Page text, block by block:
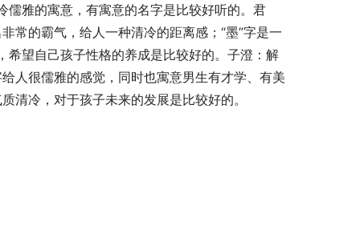
儒雅的寓意，有寓意的名字是比较好听的。君
常的霸气，给人一种清冷的距离感；“墨”字是一
望自己孩子性格的养成是比较好的。子澄：解
人很儒雅的感觉，同时也寓意男生有才学、有美
清冷，对于孩子未来的发展是比较好的。